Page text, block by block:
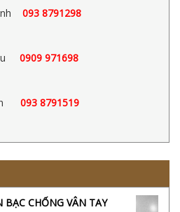
093 8791298
0909 971698
093 8791519
CHỐNG VÂN TAY